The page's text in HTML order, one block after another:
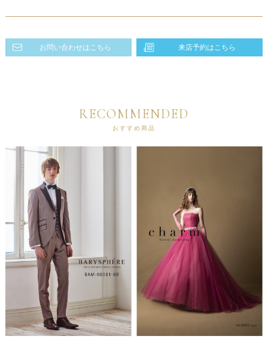
お問い合わせはこちら 来店予約はこちら
RECOMMENDED
おすすめ商品